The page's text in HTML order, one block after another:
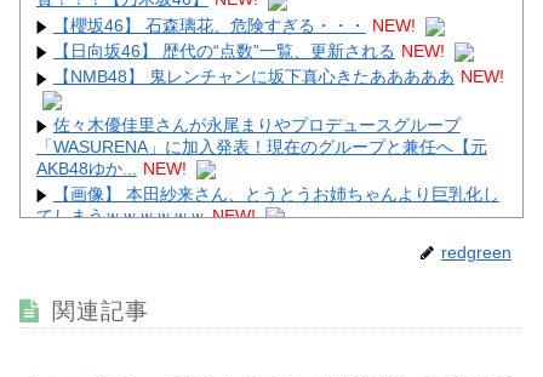
【櫻坂46】 石森璃花、危険すぎる・・・
NEW!
【日向坂46】 歴代の“点数”一覧、更新される NEW!
【NMB48】 鬼レンチャンに坂下真心きたあああああ NEW!
佐々木優佳里さんが永尾まりやプロデュースグループ
「WASURENA」に加入発表！現在のグループと兼任へ【元
AKB48ゆか...
NEW!
【画像】 本田紗来さん、とうとうお姉ちゃんより巨乳化し
てしまうｗｗｗｗｗｗ NEW!
【画像】 靴屋の女子店員さん、お尻の割れ目ががっつり出
ぞ
NEW!
redgreen
関連記事